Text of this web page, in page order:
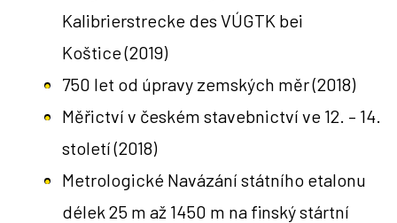
Kalibrierstrecke des VÚGTK bei
Koštice(2019)
750 let od úpravy zemských měr(2018)
Měřictví v českém stavebnictví ve 12. – 14.
století(2018)
Metrologické Navázání státního etalonu
délek 25 m až 1450 m na finský stártní